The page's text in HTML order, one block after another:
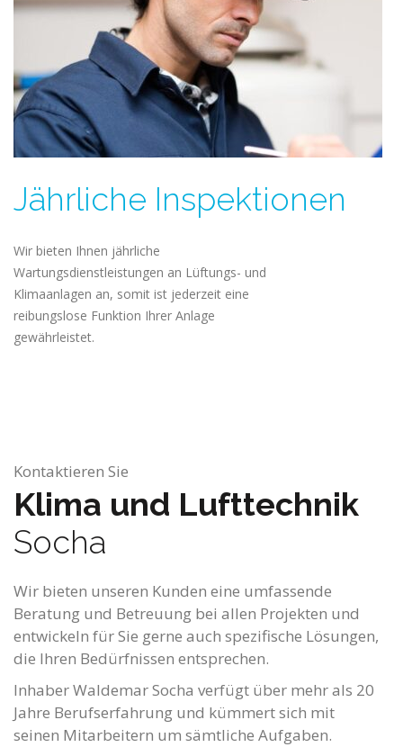
Jährliche Inspektionen
Wir bieten Ihnen jährliche
Wartungsdienstleistungen an Lüftungs- und
Klimaanlagen an, somit ist jederzeit eine
reibungslose Funktion Ihrer Anlage
gewährleistet.
Kontaktieren Sie
Klima und Lufttechnik
Socha
Wir bieten unseren Kunden eine umfassende
Beratung und Betreuung bei allen Projekten und
entwickeln für Sie gerne auch spezifische Lösungen,
die Ihren Bedürfnissen entsprechen.
Inhaber Waldemar Socha verfügt über mehr als 20
Jahre Berufserfahrung und kümmert sich mit
seinen Mitarbeitern um sämtliche Aufgaben.